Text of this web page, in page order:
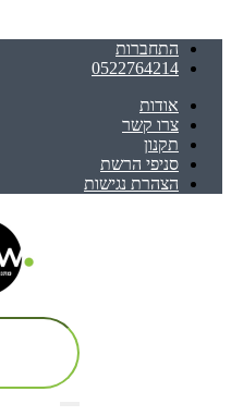
התחברות
0522764214
אודות
צרו קשר
תקנון
סניפי הרשת
הצהרת נגישות